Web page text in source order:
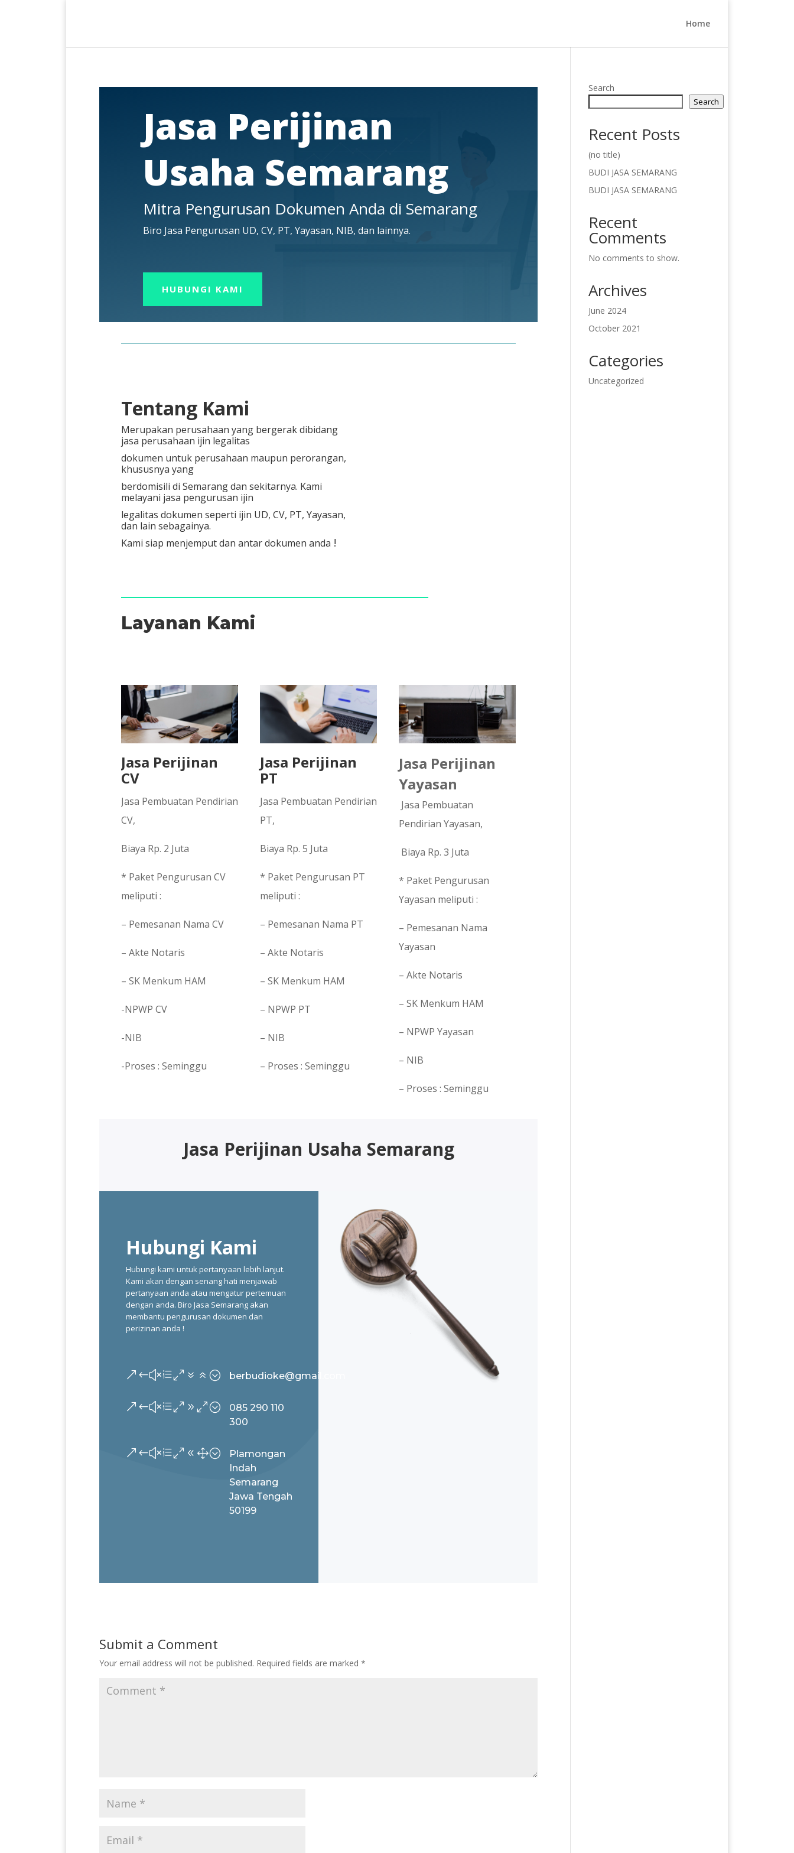
Home
Jasa Perijinan
Usaha Semarang
Mitra Pengurusan Dokumen Anda di Semarang
Biro Jasa Pengurusan UD, CV, PT, Yayasan, NIB, dan lainnya.
HUBUNGI KAMI
Tentang Kami
Merupakan perusahaan yang bergerak dibidang
jasa perusahaan ijin legalitas
dokumen untuk perusahaan maupun perorangan,
khususnya yang
berdomisili di Semarang dan sekitarnya. Kami
melayani jasa pengurusan ijin
legalitas dokumen seperti ijin UD, CV, PT, Yayasan,
dan lain sebagainya.
Kami siap menjemput dan antar dokumen anda !
Layanan Kami
Jasa Perijinan
CV
Jasa Pembuatan Pendirian
CV,
Biaya Rp. 2 Juta
* Paket Pengurusan CV
meliputi :
– Pemesanan Nama CV
– Akte Notaris
– SK Menkum HAM
-NPWP CV
-NIB
-Proses : Seminggu
Jasa Perijinan
PT
Jasa Pembuatan Pendirian
PT,
Biaya Rp. 5 Juta
* Paket Pengurusan PT
meliputi :
– Pemesanan Nama PT
– Akte Notaris
– SK Menkum HAM
– NPWP PT
– NIB
– Proses : Seminggu
Jasa Perijinan
Yayasan
Jasa Pembuatan
Pendirian Yayasan,
Biaya Rp. 3 Juta
* Paket Pengurusan
Yayasan meliputi :
– Pemesanan Nama
Yayasan
– Akte Notaris
– SK Menkum HAM
– NPWP Yayasan
– NIB
– Proses : Seminggu
Jasa Perijinan Usaha Semarang
Hubungi Kami
Hubungi kami untuk pertanyaan lebih lanjut.
Kami akan dengan senang hati menjawab
pertanyaan anda atau mengatur pertemuan
dengan anda. Biro Jasa Semarang akan
membantu pengurusan dokumen dan
perizinan anda !
&#xe076; berbudioke@gmail.com
&#xe090;
085 290 110
300
&#xe081;
Plamongan
Indah
Semarang
Jawa Tengah
50199
Submit a Comment
Your email address will not be published. Required fields are marked *
Search
Search
Recent Posts
(no title)
BUDI JASA SEMARANG
BUDI JASA SEMARANG
Recent
Comments
No comments to show.
Archives
June 2024
October 2021
Categories
Uncategorized